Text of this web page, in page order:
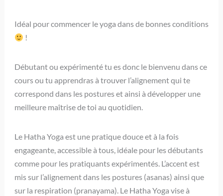
Idéal pour commencer le yoga dans de bonnes conditions
!
Débutant ou expérimenté tu es donc le bienvenu dans ce
cours ou tu apprendras à trouver l’alignement qui te
correspond dans les postures et ainsi à développer une
meilleure maîtrise de toi au quotidien.
Le Hatha Yoga est une pratique douce et à la fois
engageante, accessible à tous, idéale pour les débutants
comme pour les pratiquants expérimentés. L’accent est
mis sur l’alignement dans les postures (asanas) ainsi que
sur la respiration (pranayama). Le Hatha Yoga vise à